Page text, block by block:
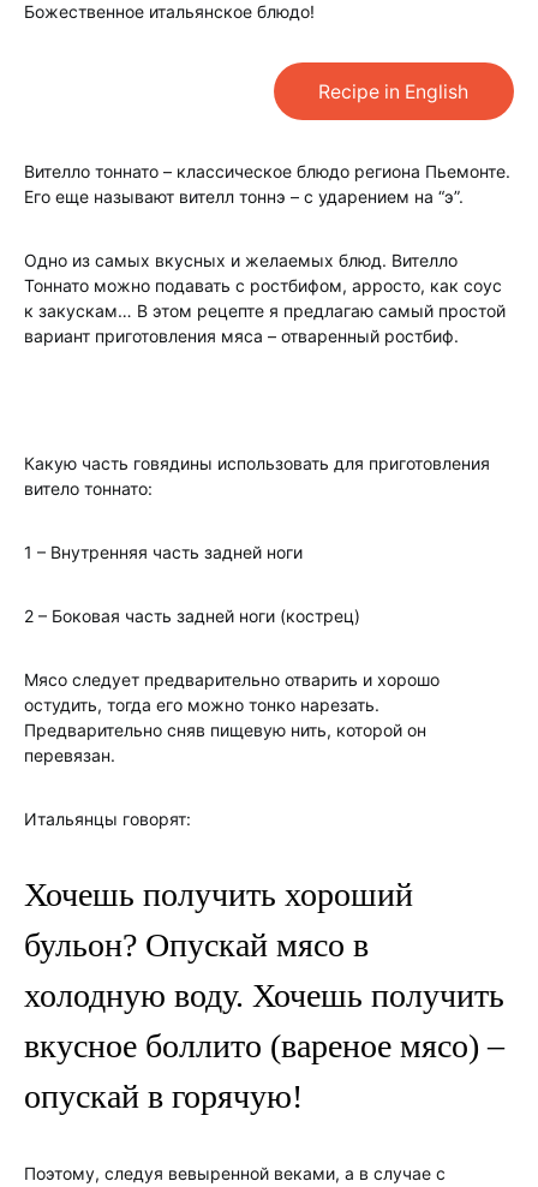
Божественное итальянское блюдо!
Recipe in English
Вителло тоннато – классическое блюдо региона Пьемонте.
Его еще называют вителл тоннэ – с ударением на “э”.
Одно из самых вкусных и желаемых блюд. Вителло
Тоннато можно подавать с ростбифом, арросто, как соус
к закускам… В этом рецепте я предлагаю самый простой
вариант приготовления мяса – отваренный ростбиф.
Какую часть говядины использовать для приготовления
витело тоннато:
1 – Внутренняя часть задней ноги
2 – Боковая часть задней ноги (кострец)
Мясо следует предварительно отварить и хорошо
остудить, тогда его можно тонко нарезать.
Предварительно сняв пищевую нить, которой он
перевязан.
Итальянцы говорят:
Хочешь получить хороший
бульон? Опускай мясо в
холодную воду. Хочешь получить
вкусное боллито (вареное мясо) –
опускай в горячую!
Поэтому, следуя вевыренной веками, а в случае с